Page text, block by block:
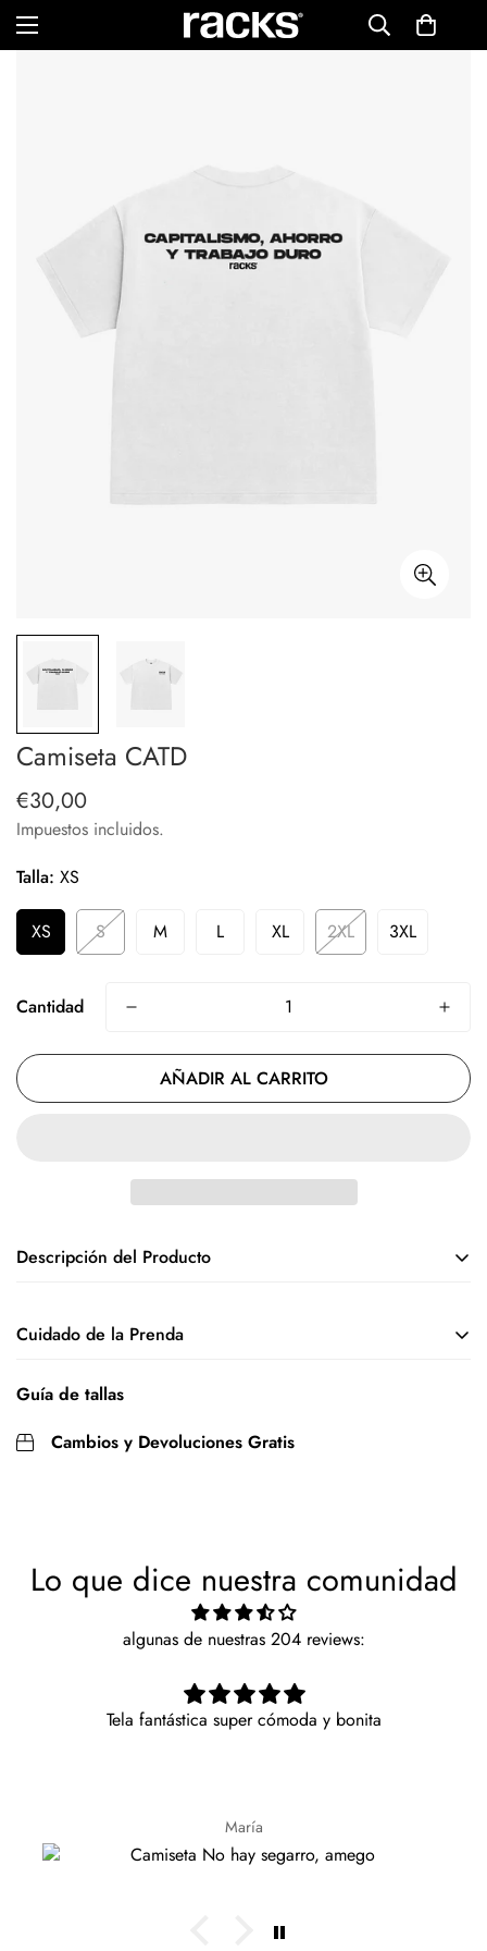
Camiseta CATD
Precio
regular
€30,00
Impuestos incluidos.
Talla: XS
XS S M L XL 2XL 3XL
Cantidad
AÑADIR AL CARRITO
Descripción del Producto
de elastano. 190 g/m2, remates en doble costura de refuerzo
secado.
Guía de tallas:
Cuidado de la Prenda
Guía de tallas
Cambios y Devoluciones Gratis
Lo que dice nuestra comunidad
algunas de nuestras 204 reviews:
Tela fantástica super cómoda y bonita
María